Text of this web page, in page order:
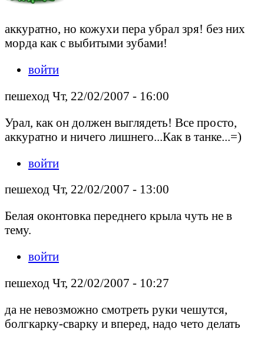
аккуратно, но кожухи пера убрал зря! без них
морда как с выбитыми зубами!
войти
пешеход Чт, 22/02/2007 - 16:00
Урал, как он должен выглядеть! Все просто,
аккуратно и ничего лишнего...Как в танке...=)
войти
пешеход Чт, 22/02/2007 - 13:00
Белая оконтовка переднего крыла чуть не в
тему.
войти
пешеход Чт, 22/02/2007 - 10:27
да не невозможно смотреть руки чешутся,
болгкарку-сварку и вперед, надо чето делать